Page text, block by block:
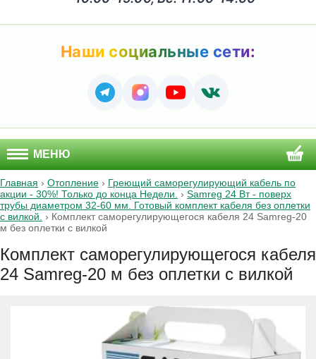
Наши социальные сети:
МЕНЮ
Главная › Отопление › Греющий саморегулирующий кабель по
акции - 30%! Только до конца Недели.
› Samreg 24 Вт - поверх
трубы диаметром 32-60 мм. Готовый комплект кабеля без оплетки
с вилкой.
› Комплект саморегулирующегося кабеля 24 Samreg-20
м без оплетки с вилкой
Комплект саморегулирующегося кабеля
24 Samreg-20 м без оплетки с вилкой